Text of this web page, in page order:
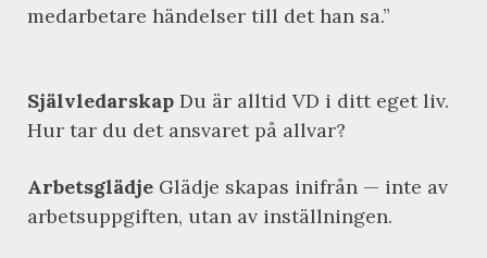
medarbetare händelser till det han sa.”
Självledarskap Du är alltid VD i ditt eget liv.
Hur tar du det ansvaret på allvar?
Arbetsglädje Glädje skapas inifrån — inte av
arbetsuppgiften, utan av inställningen.